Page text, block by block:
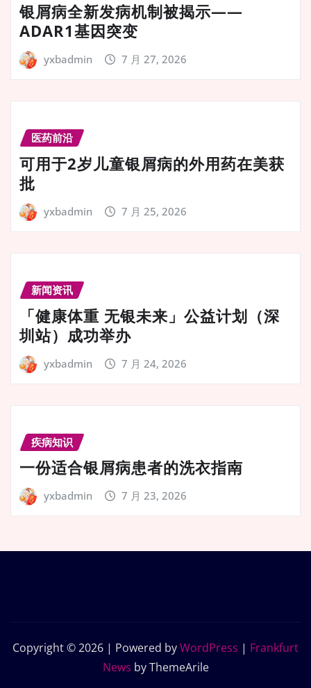
银屑病全新发病机制被揭示——
ADAR1基因突变
yxbadmin 7 月 27, 2026
医药前沿
可用于2岁儿童银屑病的外用药在美获
批
yxbadmin 7 月 25, 2026
新闻资讯
「健康体重 无银未来」公益计划（深
圳站）成功举办
yxbadmin 7 月 24, 2026
疾病知识
一份适合银屑病患者的洗衣指南
yxbadmin 7 月 23, 2026
Copyright © 2026 | Powered byWordPress | Frankfurt
News by ThemeArile